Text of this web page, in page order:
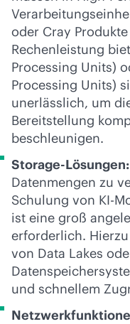
oder Cray
Rechenleistung
Processing Units)
Processing Units)
unerlässlich, um
Bereitstellung
beschleunigen.
Storage-Lösungen:
Datenmengen zu
Schulung von KI-
ist eine groß
erforderlich.
von Data Lakes
und schnellem